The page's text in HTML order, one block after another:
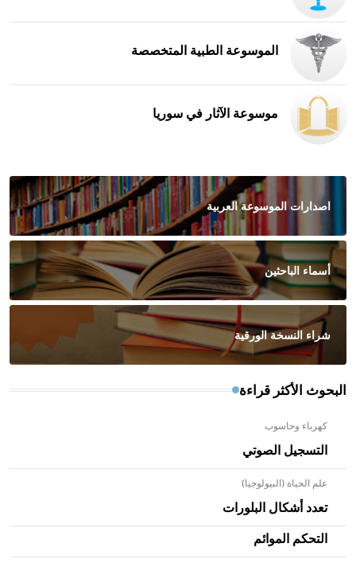
الموسوعة الطبية المتخصصة
موسوعة الآثار في سوريا
اصدارات الموسوعة العربية
أسماء الباحثين
شراء النسخة الورقية
البحوث الأكثر قراءة
كهرباء وحاسوب
التسجيل الصوتي
علم الحياة (البيولوجيا)
تعدد أشكال البلورات
التحكم الموائم